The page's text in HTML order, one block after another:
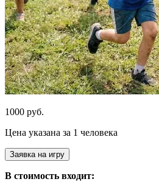
1000 руб.
Цена указана за 1 человека
Заявка на игру
В стоимость входит: